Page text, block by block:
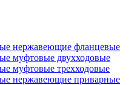
нержавеющие фланцевые
муфтовые двухходовые
муфтовые трехходовые
нержавеющие приварные